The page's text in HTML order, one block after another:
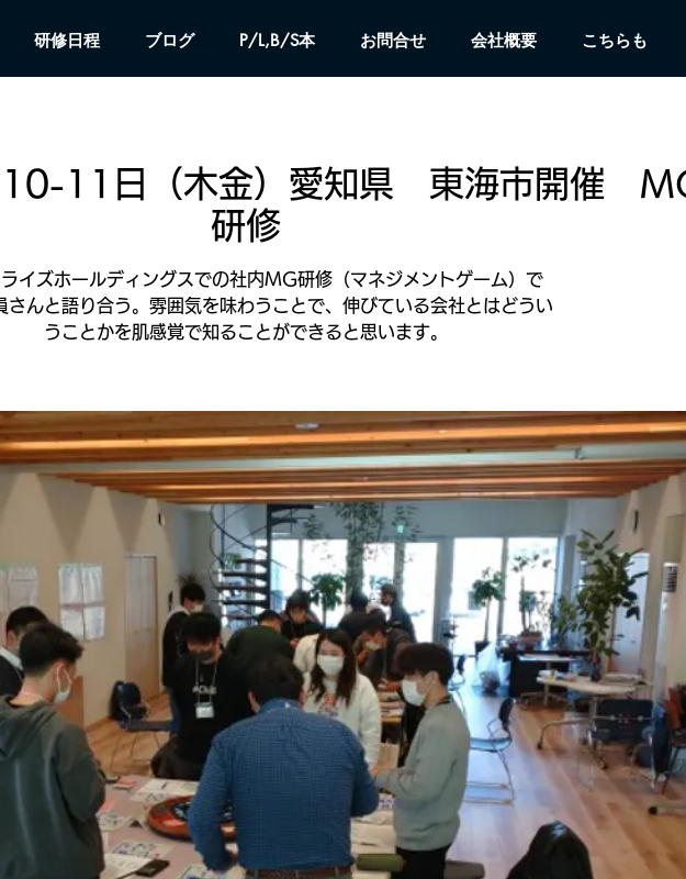
研修日程 ブログ P/L,B/S本 お問合せ 会社概要 こちらも
11日（木金）愛知県 東海市開催
研修
イズホールディングスでの社内MG研修（マネジメントゲーム）で
さんと語り合う。雰囲気を味わうことで、伸びている会社とはどうい
うことかを肌感覚で知ることができると思います。